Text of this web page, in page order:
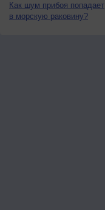
Как шум прибоя попадает
в морскую раковину?